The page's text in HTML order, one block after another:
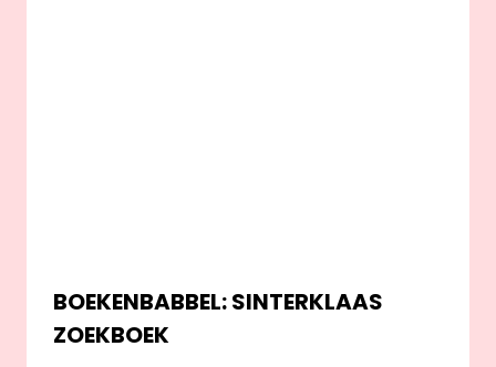
BOEKENBABBEL: SINTERKLAAS
ZOEKBOEK